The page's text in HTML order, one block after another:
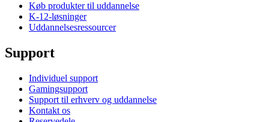
Køb produkter til uddannelse
K-12-løsninger
Uddannelsesressourcer
Support
Individuel support
Gamingsupport
Support til erhverv og uddannelse
Kontakt os